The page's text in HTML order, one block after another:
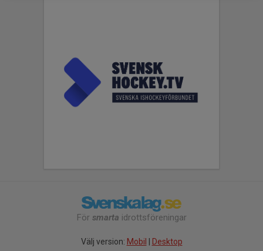
För smarta idrottsföreningar
Välj version: Mobil Desktop